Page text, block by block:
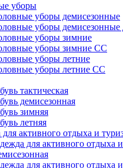
уборы
уборы демисезонные
уборы
уборы зимние
уборы зимние СС
уборы летние
уборы летние СС
тактическая
демисезонная
зимняя
летняя
активного отдыха и
для активного отдыха
для активного отдыха